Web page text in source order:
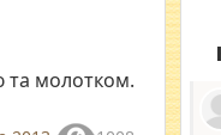
та молотком.